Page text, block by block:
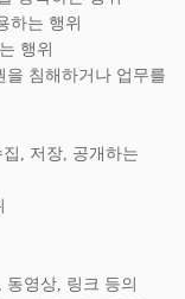
하는 행위
행위
을 침해하거나 업무를
, 저장, 공개하는
영상, 링크 등의